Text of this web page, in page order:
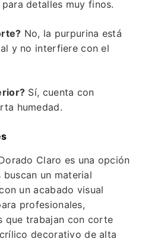
detalles muy finos.
No, la purpurina está
y no interfiere con el
Sí, cuenta con
humedad.
Claro es una opción
un material
un acabado visual
profesionales,
que trabajan con corte
decorativo de alta